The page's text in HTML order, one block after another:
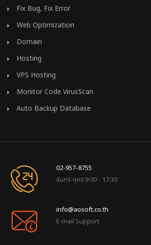
Fix Bug, Fix Error
Web Optimization
Domain
Hosting
VPS Hosting
Monitor Code VirusScan
Auto Backup Database
02-957-8755
จันทร์-ศุกร์ 9:00 - 17:30
info@aosoft.co.th
E-mail Support